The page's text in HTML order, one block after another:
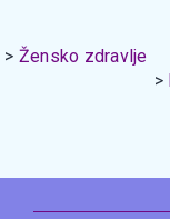
Žensko zdravlje